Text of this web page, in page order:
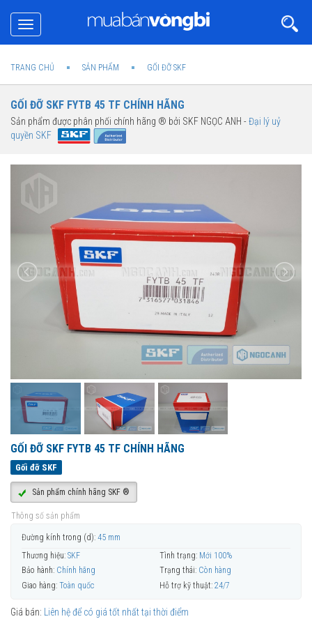
Toggle
navigation
TRANG CHỦ SẢN PHẨM GỐI ĐỠ SKF
GỐI ĐỠ SKF FYTB 45 TF CHÍNH HÃNG
Sản phẩm được phân phối chính hãng ® bởi SKF NGỌC ANH -Đại lý uỷ
quyền SKF
GỐI ĐỠ SKF FYTB 45 TF CHÍNH HÃNG
Gối đỡ SKF
Sản phẩm chính hãng SKF ®
Thông số sản phẩm
Đường kính trong (d): 45 mm
Thương hiệu: SKF Tình trạng: Mới 100%
Bảo hành: Chính hãng Trạng thái: Còn hàng
Giao hàng: Toàn quốc Hỗ trợ kỹ thuật: 24/7
Giá bán: Liên hệ để có giá tốt nhất tại thời điểm